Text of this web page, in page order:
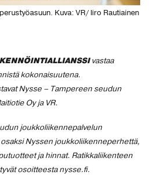
Kuva: VR/ Iiro Rautiainen
vastaa
kokonaisuutena.
Nysse – Tampereen seudun
Oy ja VR.
joukkoliikennepalvelun
Nyssen joukkoliikenneperhettä,
ja hinnat. Ratikkaliikenteen
osoitteesta nysse.fi.